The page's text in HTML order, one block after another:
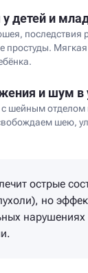
детей и
последствия
простуды.
и шум в
с шейным
шею,
острые
но
нарушениях